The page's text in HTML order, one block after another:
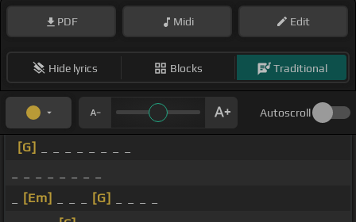
PDF Midi Edit
Hide lyrics Blocks Traditional
Autoscroll
[G]
[Em] [G]